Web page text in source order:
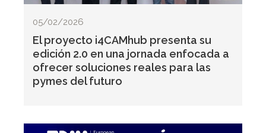
05/02/2026
El proyecto i4CAMhub presenta su
edición 2.0 en una jornada enfocada a
ofrecer soluciones reales para las
pymes del futuro